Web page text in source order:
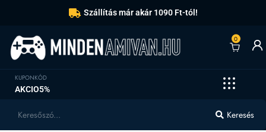
Szállítás már akár 1090 Ft-tól!
0
KUPONKÓD
AKCIO5%
Keresés